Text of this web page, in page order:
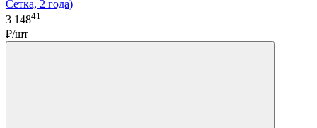
Сетка, 2 года)
3 14841
₽/шт